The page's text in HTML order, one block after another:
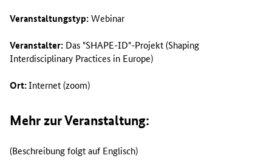
Veranstaltungstyp:Webinar
Veranstalter: Das "SHAPE-ID"-Projekt (Shaping
Interdisciplinary Practices in Europe)
Ort:Internet (zoom)
Mehr zur Veranstaltung:
(Beschreibung folgt auf Englisch)